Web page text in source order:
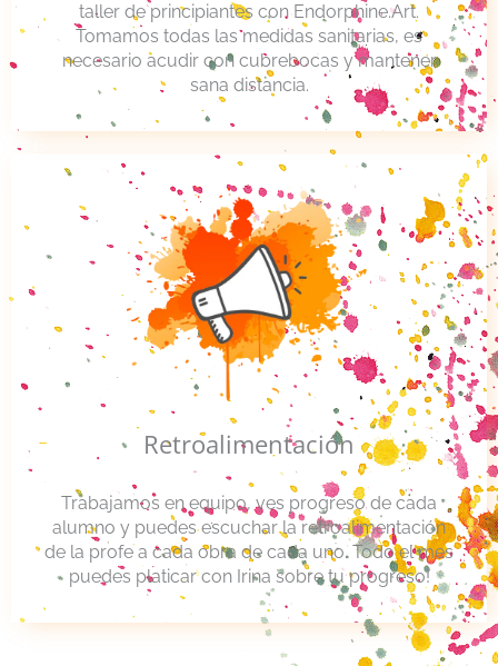
taller de principiantes con Endorphine.Art.
Tomamos todas las medidas sanitarias, es
necesario acudir con cubrebocas y mantener
sana distancia.
Retroalimentación
Trabajamos en equipo, ves progreso de cada
alumno y puedes escuchar la retroalimentación
de la profe a cada obra de cada uno. Todo el mes
puedes platicar con Irina sobre tu progreso!